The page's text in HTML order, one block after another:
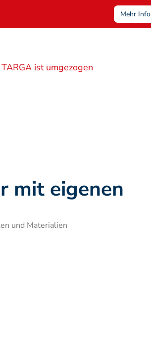
Mehr Info
TARGA ist umgezogen
mit eigenen
und Materialien